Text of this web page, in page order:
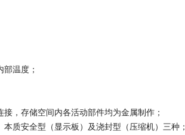
温度；
，存储空间内各活动部件均为金属制作；
质安全型（显示板）及浇封型（压缩机）三种；